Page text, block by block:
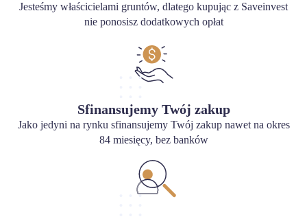
Jesteśmy właścicielami gruntów, dlatego kupując z Saveinvest
nie ponosisz dodatkowych opłat
Sfinansujemy Twój zakup
Jako jedyni na rynku sfinansujemy Twój zakup nawet na okres
84 miesięcy, bez banków